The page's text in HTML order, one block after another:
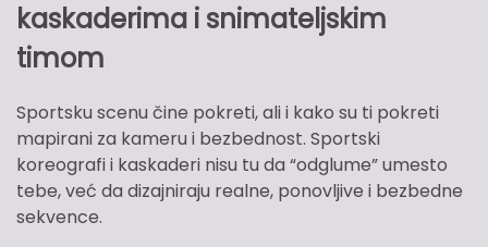
kaskaderima i snimateljskim
timom
Sportsku scenu čine pokreti, ali i kako su ti pokreti
mapirani za kameru i bezbednost. Sportski
koreografi i kaskaderi nisu tu da “odglume” umesto
tebe, već da dizajniraju realne, ponovljive i bezbedne
sekvence.